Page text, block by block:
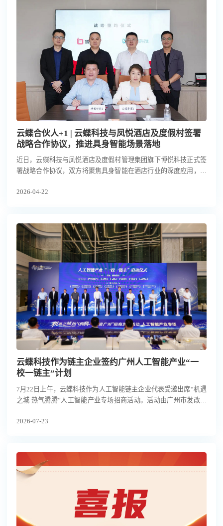
云蝶合伙人+1 | 云蝶科技与凤悦酒店及度假村签署
战略合作协议，推进具身智能场景落地
近日，云蝶科技与凤悦酒店及度假村管理集团旗下博悦科技正式签
署战略合作协议，双方将聚焦具身智能在酒店行业的深度应用，在
2026-04-22
云蝶科技作为链主企业签约广州人工智能产业“一
校一链主”计划
7月22日上午，云蝶科技作为人工智能链主企业代表受邀出席“机遇
之城 热气腾腾”人工智能产业专场招商活动。活动由广州市发改委
承办，海珠区、天河区协办，集结政府相关部门、人工智能产业链
2026-07-23